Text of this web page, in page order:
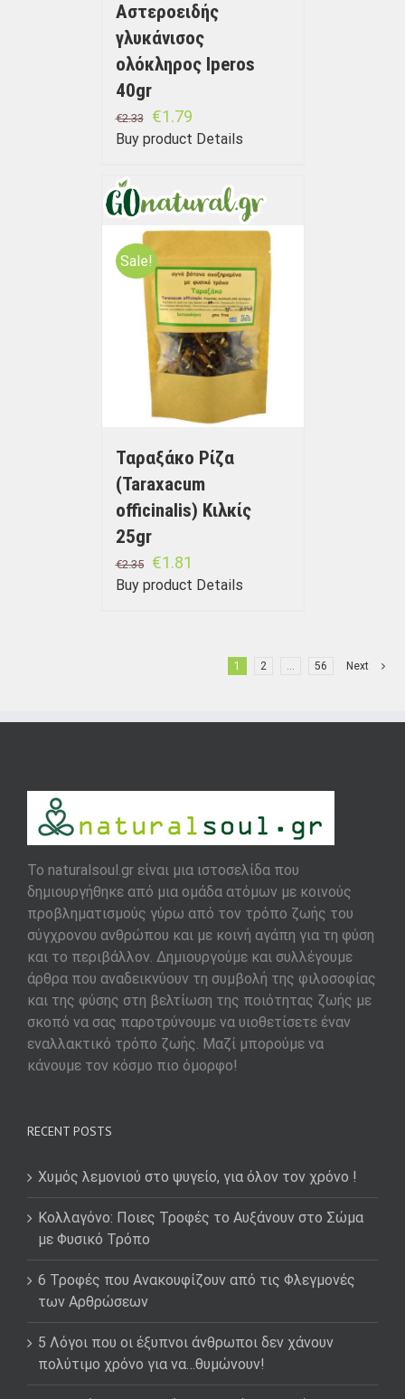
Αστεροειδής
γλυκάνισος
ολόκληρος Iperos
40gr
€2.33 €1.79
Buy product Details
Sale!
Ταραξάκο Ρίζα
(Taraxacum
officinalis) Κιλκίς
25gr
€2.35 €1.81
Buy product Details
1 2 … 56 Next
To naturalsoul.gr είναι μια ιστοσελίδα που
δημιουργήθηκε από μια ομάδα ατόμων με κοινούς
προβληματισμούς γύρω από τον τρόπο ζωής του
σύγχρονου ανθρώπου και με κοινή αγάπη για τη φύση
και το περιβάλλον. Δημιουργούμε και συλλέγουμε
άρθρα που αναδεικνύουν τη συμβολή της φιλοσοφίας
και της φύσης στη βελτίωση της ποιότητας ζωής με
σκοπό να σας παροτρύνουμε να υιοθετίσετε έναν
εναλλακτικό τρόπο ζωής. Μαζί μπορούμε να
κάνουμε τον κόσμο πιο όμορφο!
RECENT POSTS
Χυμός λεμονιού στο ψυγείο, για όλον τον χρόνο !
Κολλαγόνο: Ποιες Τροφές το Αυξάνουν στο Σώμα
με Φυσικό Τρόπο
6 Τροφές που Ανακουφίζουν από τις Φλεγμονές
των Αρθρώσεων
5 Λόγοι που οι έξυπνοι άνθρωποι δεν χάνουν
πολύτιμο χρόνο για να…θυμώνουν!